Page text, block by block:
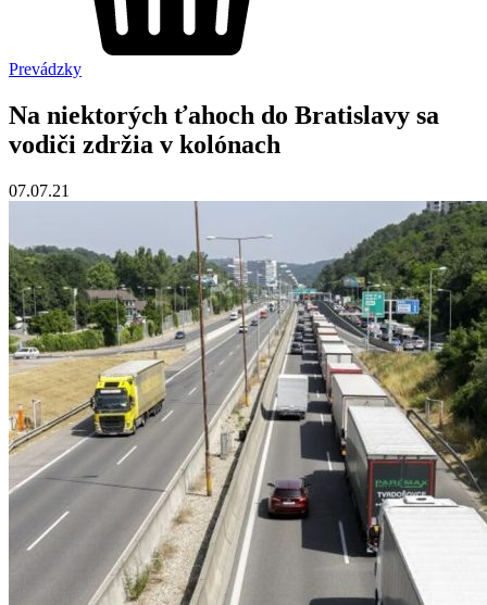
Prevádzky
Na niektorých ťahoch do Bratislavy sa
vodiči zdržia v kolónach
07.07.21